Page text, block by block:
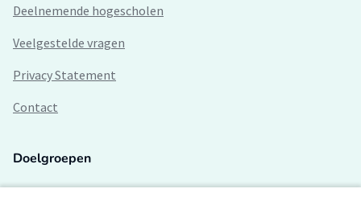
Deelnemende hogescholen
Veelgestelde vragen
Privacy Statement
Contact
Doelgroepen